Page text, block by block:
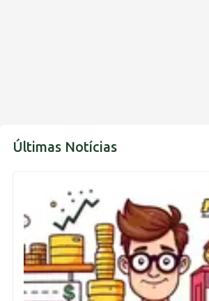
Últimas Notícias